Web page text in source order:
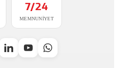
7/24
MEMNUNIYET